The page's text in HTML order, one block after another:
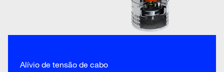
Alívio de tensão de cabo